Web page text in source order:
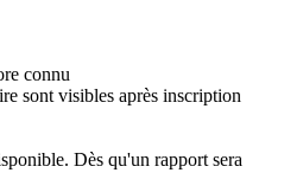
connu
sont visibles après inscription
Dès qu'un rapport sera